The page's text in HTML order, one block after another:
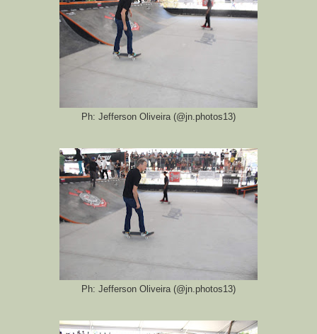
Ph: Jefferson Oliveira (@jn.photos13)
Ph: Jefferson Oliveira (@jn.photos13)